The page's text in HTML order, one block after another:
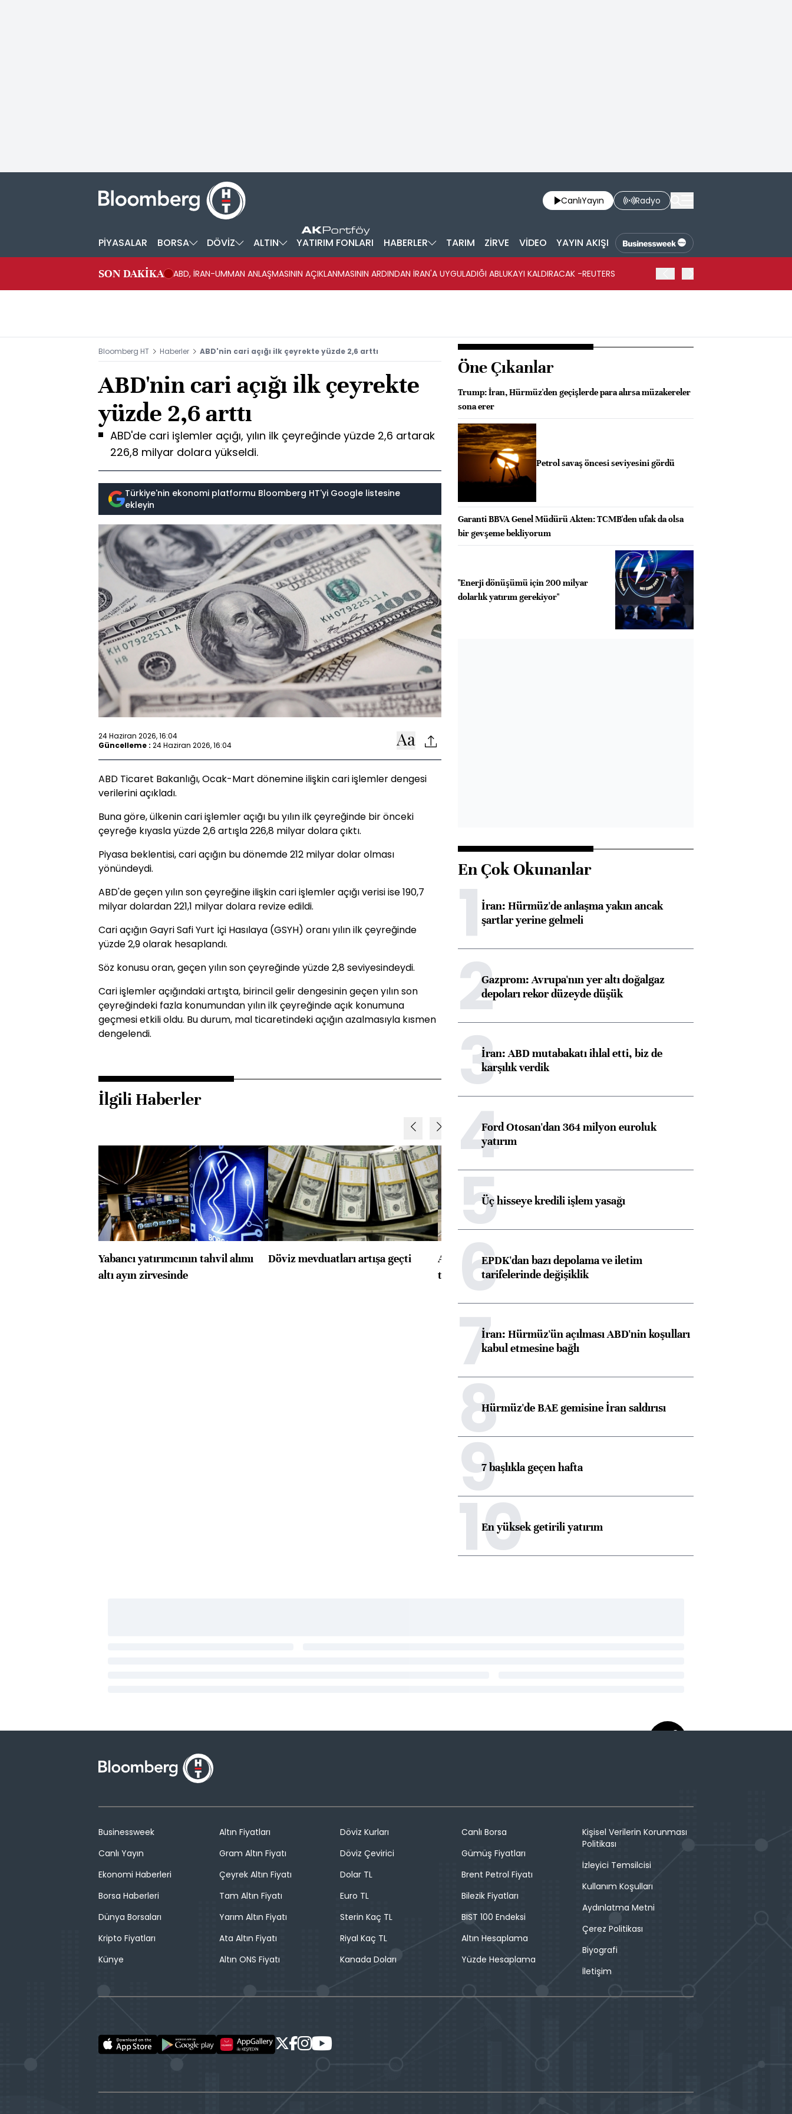
CanlıYayın Radyo
PİYASALAR BORSA DÖVİZ ALTIN YATIRIM FONLARI HABERLER TARIM ZİRVE VİDEO YAYIN AKIŞI
SON DAKİKA ABD, İRAN-UMMAN ANLAŞMASININ AÇIKLANMASININ ARDINDAN İRAN'A UYGULADIĞI ABLUKAYI KALDIRACAK -REUTERS
Bloomberg HT Haberler ABD'nin cari açığı ilk çeyrekte yüzde 2,6 arttı
ABD'nin cari açığı ilk çeyrekte
yüzde 2,6 arttı
ABD'de cari işlemler açığı, yılın ilk çeyreğinde yüzde 2,6 artarak
226,8 milyar dolara yükseldi.
Türkiye'nin ekonomi platformu Bloomberg HT'yi Google listesine
ekleyin
24 Haziran 2026, 16:04
Güncelleme : 24 Haziran 2026, 16:04
ABD Ticaret Bakanlığı, Ocak-Mart dönemine ilişkin cari işlemler dengesi
verilerini açıkladı.
Buna göre, ülkenin cari işlemler açığı bu yılın ilk çeyreğinde bir önceki
çeyreğe kıyasla yüzde 2,6 artışla 226,8 milyar dolara çıktı.
Piyasa beklentisi, cari açığın bu dönemde 212 milyar dolar olması
yönündeydi.
ABD'de geçen yılın son çeyreğine ilişkin cari işlemler açığı verisi ise 190,7
milyar dolardan 221,1 milyar dolara revize edildi.
Cari açığın Gayri Safi Yurt İçi Hasılaya (GSYH) oranı yılın ilk çeyreğinde
yüzde 2,9 olarak hesaplandı.
Söz konusu oran, geçen yılın son çeyreğinde yüzde 2,8 seviyesindeydi.
Cari işlemler açığındaki artışta, birincil gelir dengesinin geçen yılın son
çeyreğindeki fazla konumundan yılın ilk çeyreğinde açık konumuna
geçmesi etkili oldu. Bu durum, mal ticaretindeki açığın azalmasıyla kısmen
dengelendi.
İlgili Haberler
Yabancı yatırımcının tahvil alımı
altı ayın zirvesinde
Döviz mevduatları artışa geçti
ABD'de konut başlangıçları
toparlandı
görüşmelere hazırlanıyor
Öne Çıkanlar
Trump: İran, Hürmüz'den geçişlerde para alırsa müzakereler
sona erer
Petrol savaş öncesi seviyesini gördü
Garanti BBVA Genel Müdürü Akten: TCMB'den ufak da olsa
bir gevşeme bekliyorum
"Enerji dönüşümü için 200 milyar
dolarlık yatırım gerekiyor"
En Çok Okunanlar
1İran: Hürmüz'de anlaşma yakın ancak
şartlar yerine gelmeli
2Gazprom: Avrupa'nın yer altı doğalgaz
depoları rekor düzeyde düşük
3İran: ABD mutabakatı ihlal etti, biz de
karşılık verdik
4Ford Otosan'dan 364 milyon euroluk
yatırım
5Üç hisseye kredili işlem yasağı
6EPDK'dan bazı depolama ve iletim
tarifelerinde değişiklik
7İran: Hürmüz'ün açılması ABD'nin koşulları
kabul etmesine bağlı
8Hürmüz'de BAE gemisine İran saldırısı
97 başlıkla geçen hafta
10
En yüksek getirili yatırım
Businessweek
Canlı Yayın
Ekonomi Haberleri
Borsa Haberleri
Dünya Borsaları
Kripto Fiyatları
Künye
Altın Fiyatları
Gram Altın Fiyatı
Çeyrek Altın Fiyatı
Tam Altın Fiyatı
Yarım Altın Fiyatı
Ata Altın Fiyatı
Altın ONS Fiyatı
Döviz Kurları
Döviz Çevirici
Dolar TL
Euro TL
Sterin Kaç TL
Riyal Kaç TL
Kanada Doları
Canlı Borsa
Gümüş Fiyatları
Brent Petrol Fiyatı
Bilezik Fiyatları
BIST 100 Endeksi
Altın Hesaplama
Yüzde Hesaplama
Kişisel Verilerin Korunması
Politikası
İzleyici Temsilcisi
Kullanım Koşulları
Aydınlatma Metni
Çerez Politikası
Biyografi
İletişim